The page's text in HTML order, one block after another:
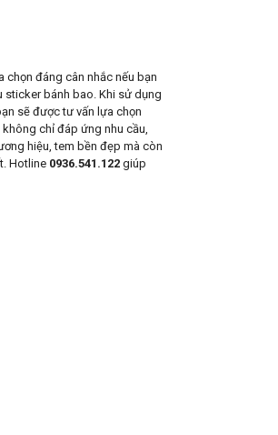
chọn đáng cân nhắc nếu bạn
sticker bánh bao. Khi sử dụng
sẽ được tư vấn lựa chọn
chỉ đáp ứng nhu cầu,
hiệu, tem bền đẹp mà còn
Hotline 0936.541.122 giúp